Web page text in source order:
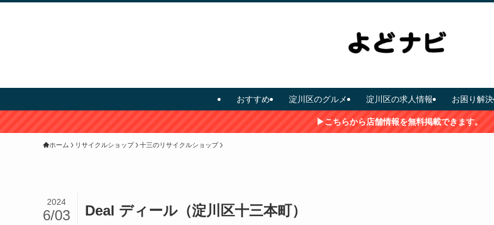
おすすめ 淀川区のグルメ 淀川区の求人情報 お困り解決
▶こちらから店舗情報を無料掲載できます。
ホーム リサイクルショップ 十三のリサイクルショップ
Deal ディール（淀川区十三本町）
2024
6/03